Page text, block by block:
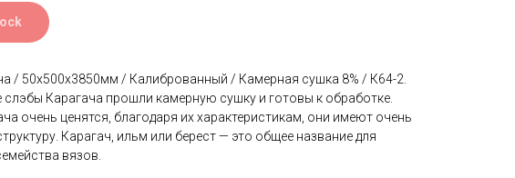
/ 50х500х3850мм / Калиброванный / Камерная сушка 8% / К64-2.
слэбы Карагача прошли камерную сушку и готовы к обработке.
очень ценятся, благодаря их характеристикам, они имеют очень
Карагач, ильм или берест — это общее название для
вязов.